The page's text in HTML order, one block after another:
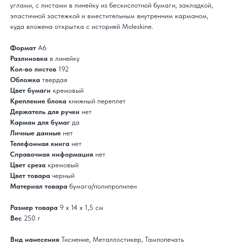
углами, с листами в линейку из бескислотной бумаги, закладкой,
эластичной застежкой и вместительным внутренним карманом,
куда вложена открытка с историей Moleskine.
Формат А6
Разлиновка в линейку
Кол-во листов 192
Обложка твердая
Цвет бумаги кремовый
Крепление блока книжный переплет
Держатель для ручки нет
Карман для бумаг да
Личные данные нет
Телефонная книга нет
Справочная информация нет
Цвет среза кремовый
Цвет товара черный
Материал товара бумага/полипропилен
Размер товара 9 х 14 х 1,5 см
Вес 250 г
Вид нанесения Тиснение, Металлостикер, Тампопечать